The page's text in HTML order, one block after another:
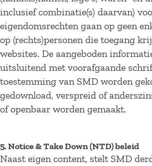
inclusief combinatie(s) daarvan)
eigendomsrechten gaan op geen
op (rechts)personen die toegang
websites. De aangeboden
uitsluitend met voorafgaande
toestemming van SMD worden
gedownload, verspreid of
of openbaar worden gemaakt.
5. Notice & Take Down (NTD) beleid
Naast eigen content, stelt SMD